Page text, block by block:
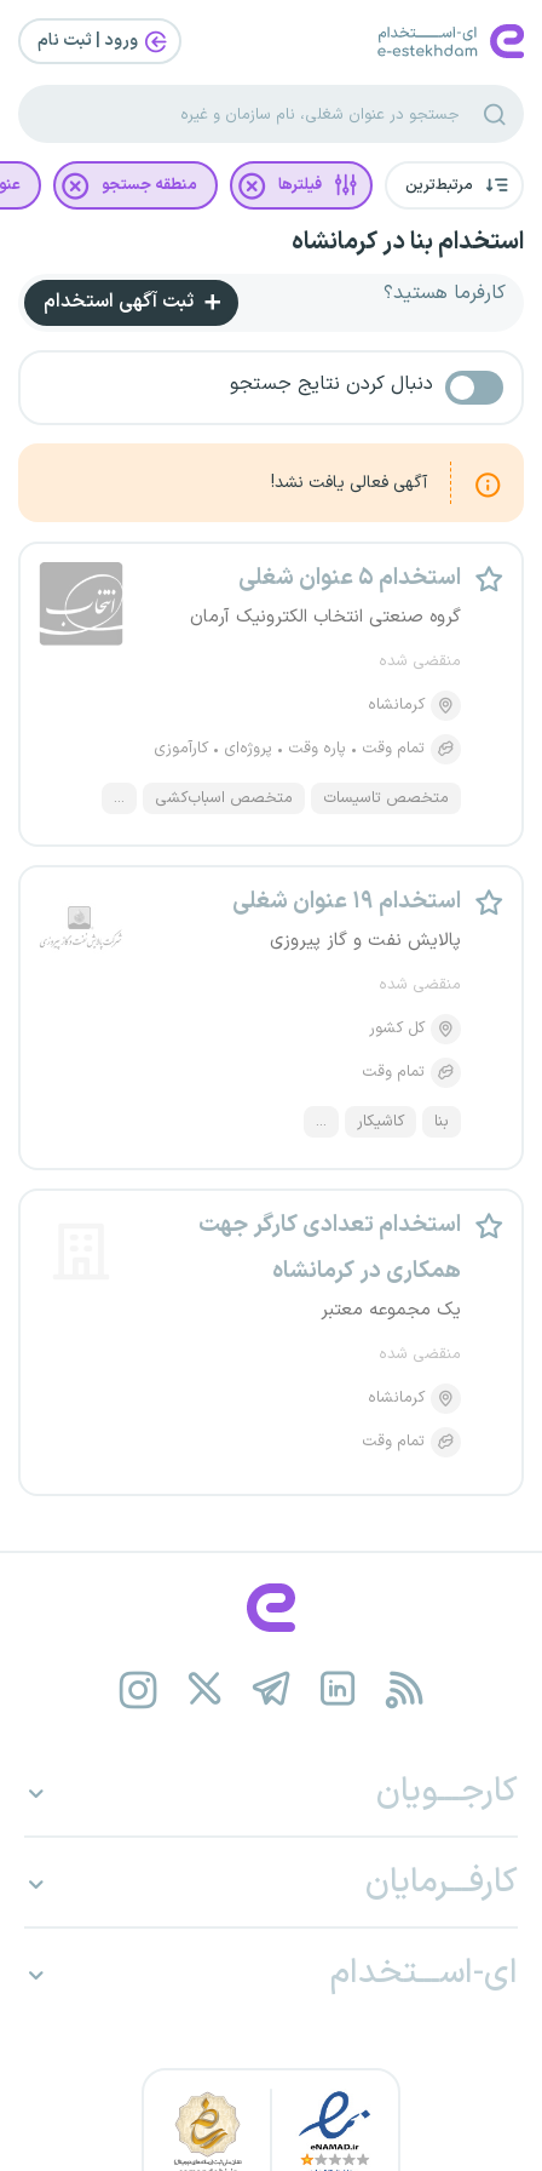
ورود | ثبت‌ نام
مرتبط‌ترین فیلترها منطقه جستجو
استخدام بنا در کرمانشاه
کارفرما هستید؟ ثبت آگهی استخدام
دنبال کردن نتایج جستجو
آگهی فعالی یافت نشد!
استخدام ۵ عنوان شغلی
گروه صنعتی انتخاب الکترونیک آرمان
منقضی شده
کرمانشاه
تمام وقت
پاره وقت پروژه‌ای کارآموزی
متخصص تاسیسات متخصص اسباب‌کشی ...
استخدام ۱۹ عنوان شغلی
پالایش نفت و گاز پیروزی
منقضی شده
کل کشور
تمام وقت
بنا کاشیکار ...
استخدام تعدادی کارگر جهت
همکاری در کرمانشاه
یک مجموعه معتبر
منقضی شده
کرمانشاه
تمام وقت
کارجـــویان
کارفـــرمایان
ای-اســـتخدام